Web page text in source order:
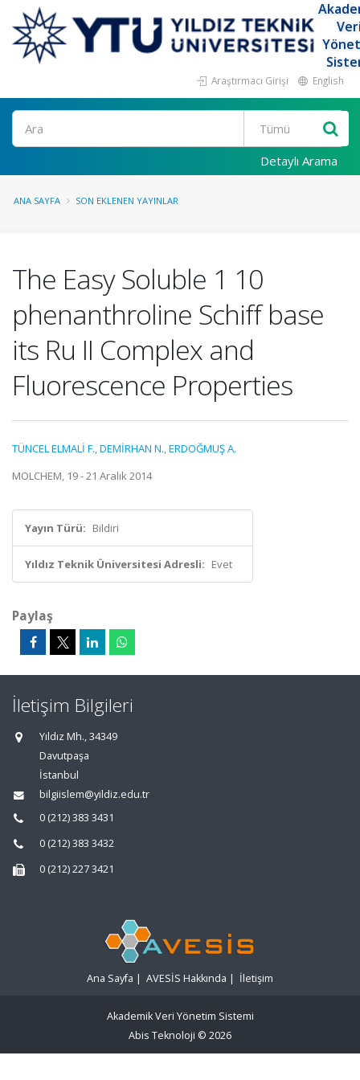
Araştırmacı Girişi English
Ara
Detaylı Arama
ANA SAYFA SON EKLENEN YAYINLAR
The Easy Soluble 1 10
phenanthroline Schiff base
its Ru II Complex and
Fluorescence Properties
TÜNCEL ELMALİ F.,DEMİRHAN N.,ERDOĞMUŞ A.
MOLCHEM, 19 - 21 Aralık 2014
Yayın Türü: Bildiri
Yıldız Teknik Üniversitesi Adresli: Evet
Paylaş
İletişim Bilgileri
Yıldız Mh., 34349
Davutpaşa
İstanbul
bilgiislem@yildiz.edu.tr
0 (212) 383 3431
0 (212) 383 3432
0 (212) 227 3421
Ana Sayfa | AVESİS Hakkında | İletişim
Akademik Veri Yönetim Sistemi
Abis Teknoloji © 2026